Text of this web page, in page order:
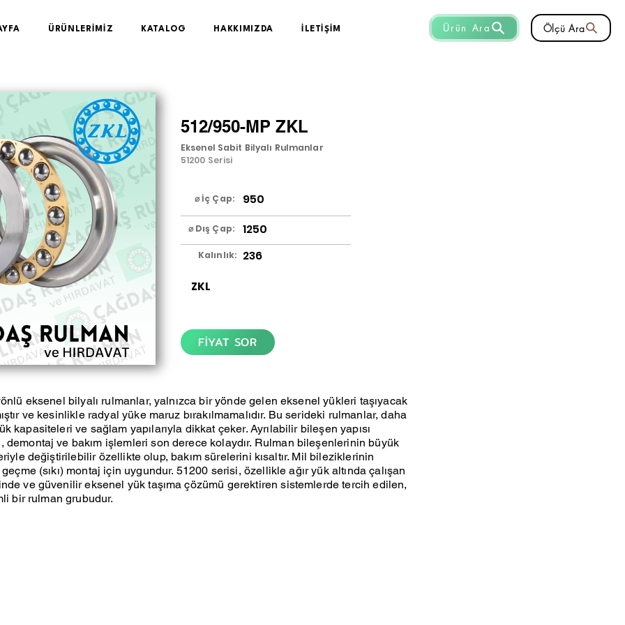
Ölçü Ara
Ürün Ara
ÜRÜNLERİMİZ KATALOG HAKKIMIZDA İLETİŞİM
512/950-MP ZKL
Eksenel Sabit Bilyalı Rulmanlar
51200 Serisi
⌀ İç Çap: 950
⌀ Dış Çap: 1250
Kalınlık: 236
ZKL
FİYAT SOR
eksenel bilyalı rulmanlar, yalnızca bir yönde gelen eksenel yükleri taşıyacak
ve kesinlikle radyal yüke maruz bırakılmamalıdır. Bu serideki rulmanlar, daha
kapasiteleri ve sağlam yapılarıyla dikkat çeker. Ayrılabilir bileşen yapısı
demontaj ve bakım işlemleri son derece kolaydır. Rulman bileşenlerinin büyük
değiştirilebilir özellikte olup, bakım sürelerini kısaltır. Mil bileziklerinin
geçme (sıkı) montaj için uygundur. 51200 serisi, özellikle ağır yük altında çalışan
ve güvenilir eksenel yük taşıma çözümü gerektiren sistemlerde tercih edilen,
bir rulman grubudur.